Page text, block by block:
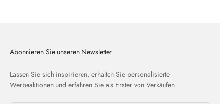
Abonnieren Sie unseren Newsletter
Lassen Sie sich inspirieren, erhalten Sie personalisierte
Werbeaktionen und erfahren Sie als Erster von Verkäufen